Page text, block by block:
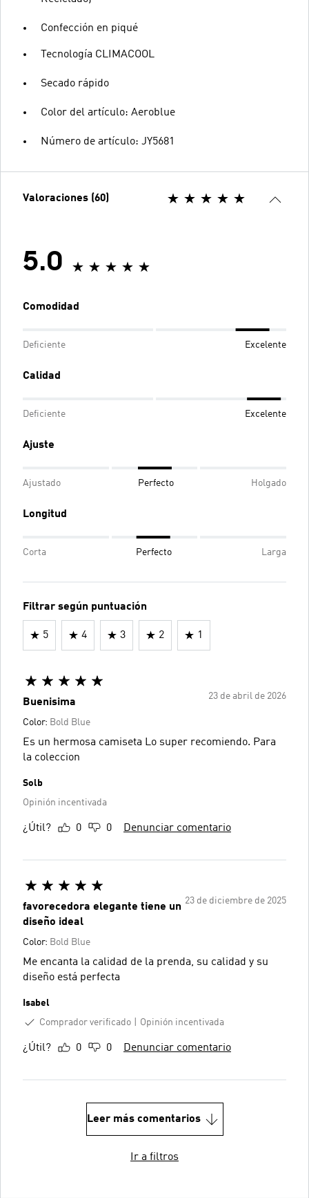
Confección en piqué
Tecnología CLIMACOOL
Secado rápido
Color del artículo: Aeroblue
Número de artículo: JY5681
Valoraciones (60)
5.0
Comodidad
Deficiente Excelente
Calidad
Deficiente Excelente
Ajuste
Ajustado Perfecto Holgado
Longitud
Corta Perfecto Larga
Filtrar según puntuación
5 4 3 2 1
23 de abril de 2026
Buenisima
Color: Bold Blue
Es un hermosa camiseta Lo super recomiendo. Para
la coleccion
Solb
Opinión incentivada
¿Útil? 0 0 Denunciar comentario
23 de diciembre de 2025
favorecedora elegante tiene un
diseño ideal
Color: Bold Blue
Me encanta la calidad de la prenda, su calidad y su
diseño está perfecta
Isabel
Comprador verificado
Opinión incentivada
¿Útil? 0 0 Denunciar comentario
Leer más comentarios
Ir a filtros